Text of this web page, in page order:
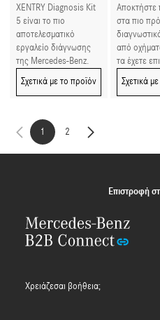
XENTRY Diagnosis Kit
5 είναι το πιο
αποτελεσματικό
εργαλείο διάγνωσης
της Mercedes-Benz.
Σχετικά με το προϊόν
στα πιο
από
τα έχετε
Σχετικά
1 2
Επιστροφή
Χρειάζεσαι βοήθεια;